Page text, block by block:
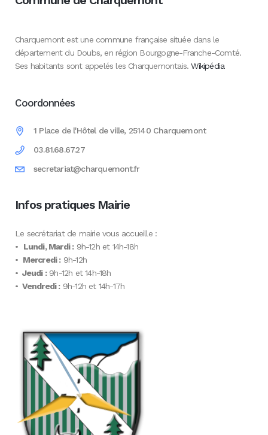
Charquemont est une commune française située dans le
département du Doubs, en région Bourgogne-Franche-Comté.
Ses habitants sont appelés les Charquemontais.Wikipédia
Coordonnées
1 Place de l'Hôtel de ville, 25140 Charquemont
03.81.68.67.27
secretariat@charquemont.fr
Infos pratiques Mairie
Le secrétariat de mairie vous accueille :
• Lundi, Mardi :9h-12h et 14h-18h
• Mercredi :9h-12h
• Jeudi :9h-12h et 14h-18h
• Vendredi :9h-12h et 14h-17h